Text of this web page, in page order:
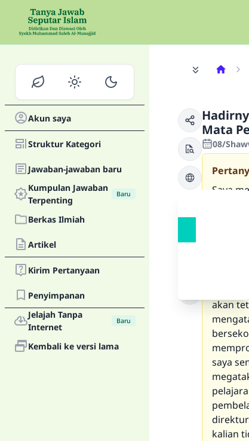
Akun saya
Struktur Kategori
Jawaban-jawaban baru
Kumpulan Jawaban
Terpenting
Baru
Berkas Ilmiah
Artikel
Kirim Pertanyaan
Penyimpanan
Jelajah Tanpa
Internet
Baru
Kembali ke versi lama
Mata
08/
Saya
setiap
Allah
akan
saya
kalian